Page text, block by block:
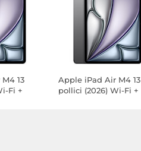
13
Fi +
Apple iPad Air M4 13
pollici (2026) Wi-Fi +